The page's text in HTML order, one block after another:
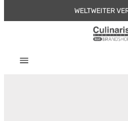
Zum Hauptinhalt springen
WELTWEITER